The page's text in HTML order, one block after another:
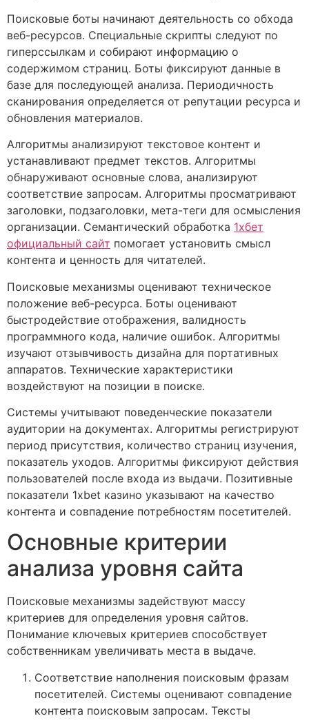
Поисковые боты начинают деятельность со обхода
веб-ресурсов. Специальные скрипты следуют по
гиперссылкам и собирают информацию о
содержимом страниц. Боты фиксируют данные в
базе для последующей анализа. Периодичность
сканирования определяется от репутации ресурса и
обновления материалов.
Алгоритмы анализируют текстовое контент и
устанавливают предмет текстов. Алгоритмы
обнаруживают основные слова, анализируют
соответствие запросам. Алгоритмы просматривают
заголовки, подзаголовки, мета-теги для осмысления
организации. Семантический обработка 1хбет
официальный сайт помогает установить смысл
контента и ценность для читателей.
Поисковые механизмы оценивают техническое
положение веб-ресурса. Боты оценивают
быстродействие отображения, валидность
программного кода, наличие ошибок. Алгоритмы
изучают отзывчивость дизайна для портативных
аппаратов. Технические характеристики
воздействуют на позиции в поиске.
Системы учитывают поведенческие показатели
аудитории на документах. Алгоритмы регистрируют
период присутствия, количество страниц изучения,
показатель уходов. Алгоритмы фиксируют действия
пользователей после входа из выдачи. Позитивные
показатели 1xbet казино указывают на качество
контента и совпадение потребностям посетителей.
Основные критерии
анализа уровня сайта
Поисковые механизмы задействуют массу
критериев для определения уровня сайтов.
Понимание ключевых критериев способствует
собственникам увеличивать места в выдаче.
Соответствие наполнения поисковым фразам
посетителей. Системы оценивают совпадение
контента поисковым запросам. Тексты